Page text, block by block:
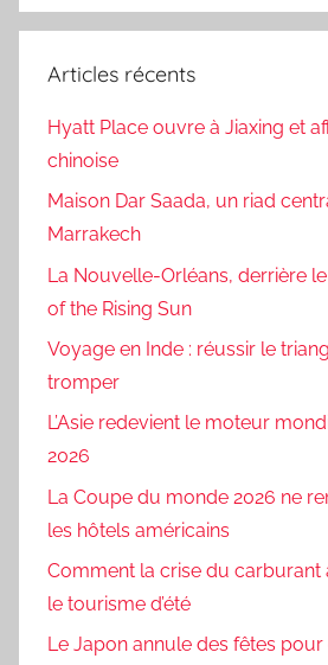
Articles récents
Hyatt Place ouvre à Jiaxing et
chinoise
Maison Dar Saada, un riad
Marrakech
La Nouvelle-Orléans, derrière
of the Rising Sun
Voyage en Inde : réussir le
tromper
L’Asie redevient le moteur
2026
La Coupe du monde 2026 ne
les hôtels américains
Comment la crise du carburant
le tourisme d’été
Le Japon annule des fêtes